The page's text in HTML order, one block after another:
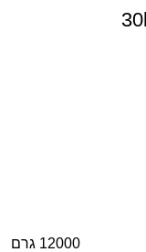
12000 גרם